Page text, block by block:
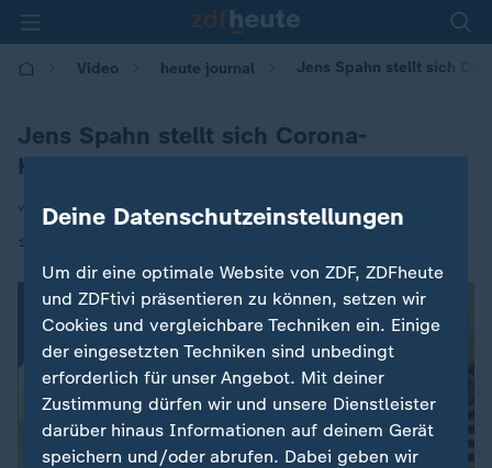
Video heute journal Jens Spahn stellt sich
Jens Spahn stellt sich Corona-
Kommission
von Britta Spiekermann
15.12.2025 | 21:45
Deine Datenschutzeinstellungen
Um dir eine optimale Website von ZDF, ZDFheute
und ZDFtivi präsentieren zu können, setzen wir
Cookies und vergleichbare Techniken ein. Einige
der eingesetzten Techniken sind unbedingt
erforderlich für unser Angebot. Mit deiner
Zustimmung dürfen wir und unsere Dienstleister
darüber hinaus Informationen auf deinem Gerät
speichern und/oder abrufen. Dabei geben wir